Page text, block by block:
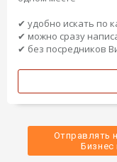
✔ удобно искать по
✔ можно сразу
✔ без посредников
Отправлять
Бизнес